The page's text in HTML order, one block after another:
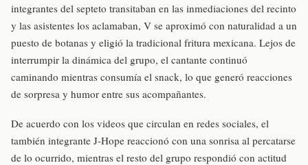
integrantes del septeto transitaban en las inmediaciones del recinto
y las asistentes los aclamaban, V se aproximó con naturalidad a un
puesto de botanas y eligió la tradicional fritura mexicana. Lejos de
interrumpir la dinámica del grupo, el cantante continuó
caminando mientras consumía el snack, lo que generó reacciones
de sorpresa y humor entre sus acompañantes.
De acuerdo con los videos que circulan en redes sociales, el
también integrante J-Hope reaccionó con una sonrisa al percatarse
de lo ocurrido, mientras el resto del grupo respondió con actitud